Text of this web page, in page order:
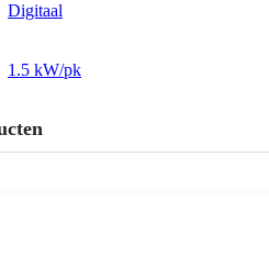
Digitaal
1.5 kW/pk